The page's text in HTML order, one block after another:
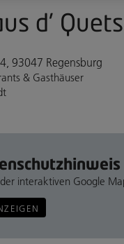
d'
93047 Regensburg
& Gasthäuser
interaktiven Google